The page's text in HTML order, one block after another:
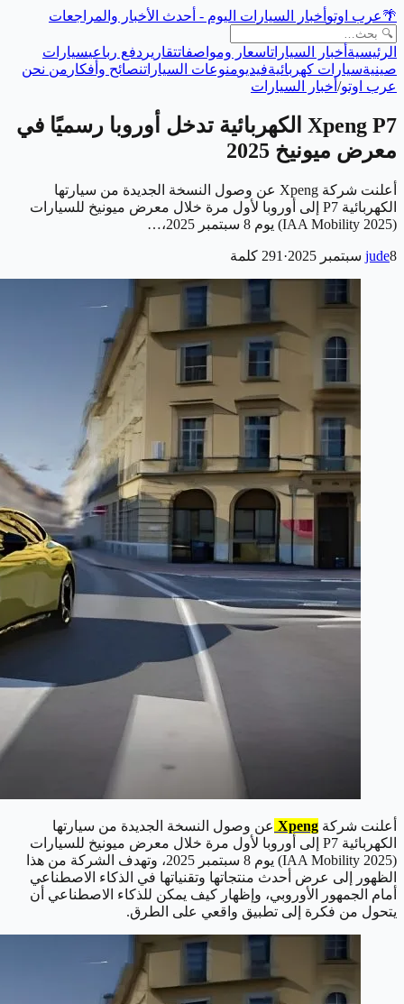
🌴عرب اوتو أخبار السيارات اليوم - أحدث الأخبار والمراجعات
الرئيسية أخبار السياراتاسعار ومواصفاتتقارير دفع رباعيسيارات
صينيةسيارات كهربائيةفيديومنوعات السياراتنصائح وأفكار من نحن
عرب اوتو/ أخبار السيارات
Xpeng P7 الكهربائية تدخل أوروبا رسميًا في
معرض ميونيخ 2025
أعلنت شركة Xpeng عن وصول النسخة الجديدة من سيارتها
الكهربائية P7 إلى أوروبا لأول مرة خلال معرض ميونيخ للسيارات
(IAA Mobility 2025) يوم 8 سبتمبر 2025،…
jude8 سبتمبر 2025 ·
291 كلمة
أعلنت شركة Xpeng عن وصول النسخة الجديدة من سيارتها
الكهربائية P7 إلى أوروبا لأول مرة خلال معرض ميونيخ للسيارات
(IAA Mobility 2025) يوم 8 سبتمبر 2025، وتهدف الشركة من هذا
الظهور إلى عرض أحدث منتجاتها وتقنياتها في الذكاء الاصطناعي
أمام الجمهور الأوروبي، وإظهار كيف يمكن للذكاء الاصطناعي أن
يتحول من فكرة إلى تطبيق واقعي على الطرق.